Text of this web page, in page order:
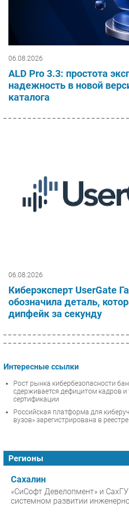
06.08.2026
ALD Pro 3.3: простота
надежность в новой
каталога
06.08.2026
Киберэксперт UserGate
обозначила деталь,
дипфейк за секунду
Интересные ссылки
Рост рынка кибербезопасности
сдерживается дефицитом кадров
сертификации
Российская платформа для
вузов» зарегистрирована в
Регионы
Сахалин
«СиСофт Девелопмент» и
системном развитии